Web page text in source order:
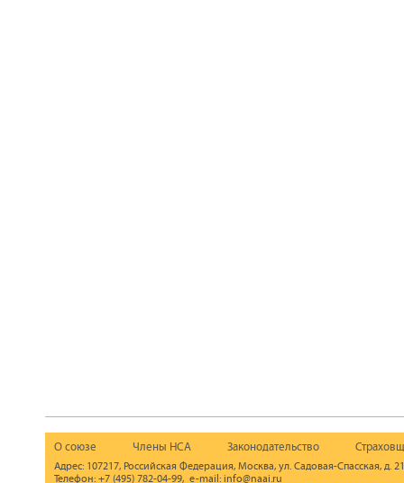
О союзе Члены НСА Законодательство
Адрес: 107217, Российская Федерация, Москва, ул. Садовая-Спасская, д.
Телефон: +7 (495) 782-04-99, e-mail: info@naai.ru